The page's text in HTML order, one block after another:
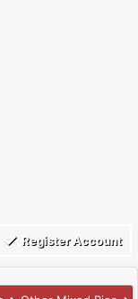
Register Account